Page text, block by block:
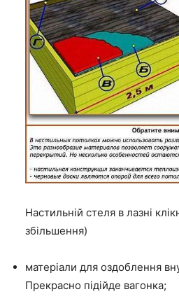
Настильній стеля в лазні
збільшення)
матеріали для оздоблення
Прекрасно підійде вагонка;